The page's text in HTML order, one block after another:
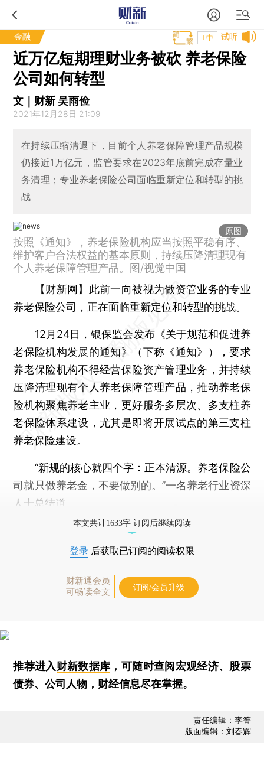
金融 试听
T中
近万亿短期理财业务被砍 养老保险
公司如何转型
文｜财新 吴雨俭
2021年12月28日 21:09
在持续压缩清退下，目前个人养老保障管理产品规模
仍接近1万亿元，监管要求在2023年底前完成存量业
务清理；专业养老保险公司面临重新定位和转型的挑
战
原图
按照《通知》，养老保险机构应当按照平稳有序、
维护客户合法权益的基本原则，持续压降清理现有
个人养老保障管理产品。图/视觉中国
【财新网】 此前一向被视为做资管业务的专业
养老保险公司，正在面临重新定位和转型的挑战。
12月24日，银保监会发布《关于规范和促进养
老保险机构发展的通知》（下称《通知》），要求
养老保险机构不得经营保险资产管理业务，并持续
压降清理现有个人养老保障管理产品，推动养老保
险机构聚焦养老主业，更好服务多层次、多支柱养
老保险体系建设，尤其是即将开展试点的第三支柱
养老保险建设。
“新规的核心就四个字：正本清源。养老保险公
司就只做养老金，不要做别的。”一名养老行业资深
人士总结道。
本文共计1633字 订阅后继续阅读
登录 后获取已订阅的阅读权限
财新通会员
可畅读全文
订阅/会员升级
推荐进入财新数据库 ，可随时查阅宏观经济、股票
债券、公司人物，财经信息尽在掌握。
责任编辑：李箐
版面编辑：刘春辉